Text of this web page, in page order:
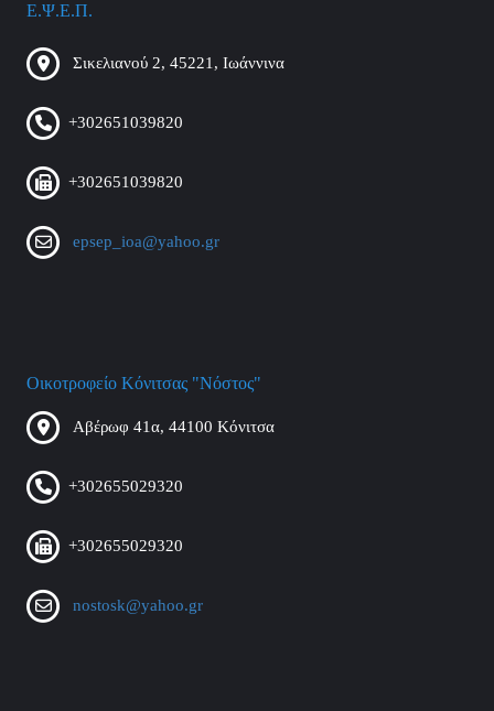
Ε.Ψ.Ε.Π.
Σικελιανού 2, 45221, Ιωάννινα
+302651039820
+302651039820
epsep_ioa@yahoo.gr
Οικοτροφείο Κόνιτσας "Νόστος"
Αβέρωφ 41α, 44100 Κόνιτσα
+302655029320
+302655029320
nostosk@yahoo.gr